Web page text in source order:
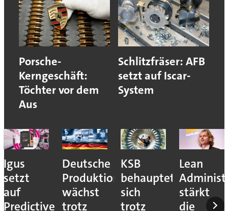
Porsche-
Kerngeschäft:
Töchter vor dem
Aus
Schlitzfräser: AFB
setzt auf Iscar-
System
Igus
setzt
auf
Predictive
Deutsche
Produktion
wächst
trotz
KSB
behauptet
sich
trotz
Lean
stärkt
die